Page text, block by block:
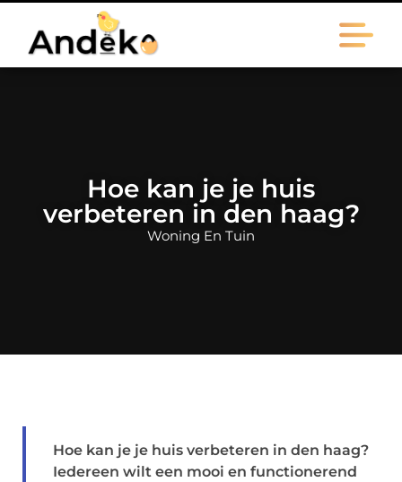
Hoe kan je je huis
verbeteren in den haag?
Woning En Tuin
Hoe kan je je huis verbeteren in den haag?
Iedereen wilt een mooi en functionerend